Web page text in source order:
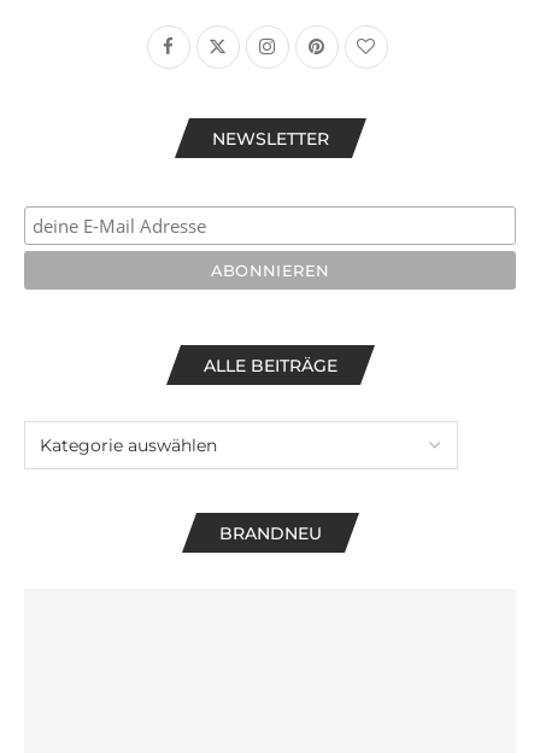
NEWSLETTER
ALLE BEITRÄGE
BRANDNEU